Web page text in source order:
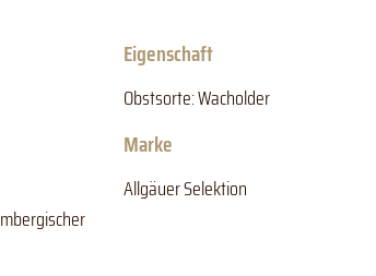
Eigenschaft
Obstsorte: Wacholder
Marke
Allgäuer Selektion